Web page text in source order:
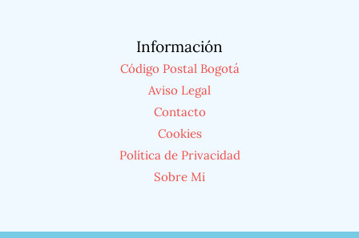
Información
Código Postal Bogotá
Aviso Legal
Contacto
Cookies
Política de Privacidad
Sobre Mi